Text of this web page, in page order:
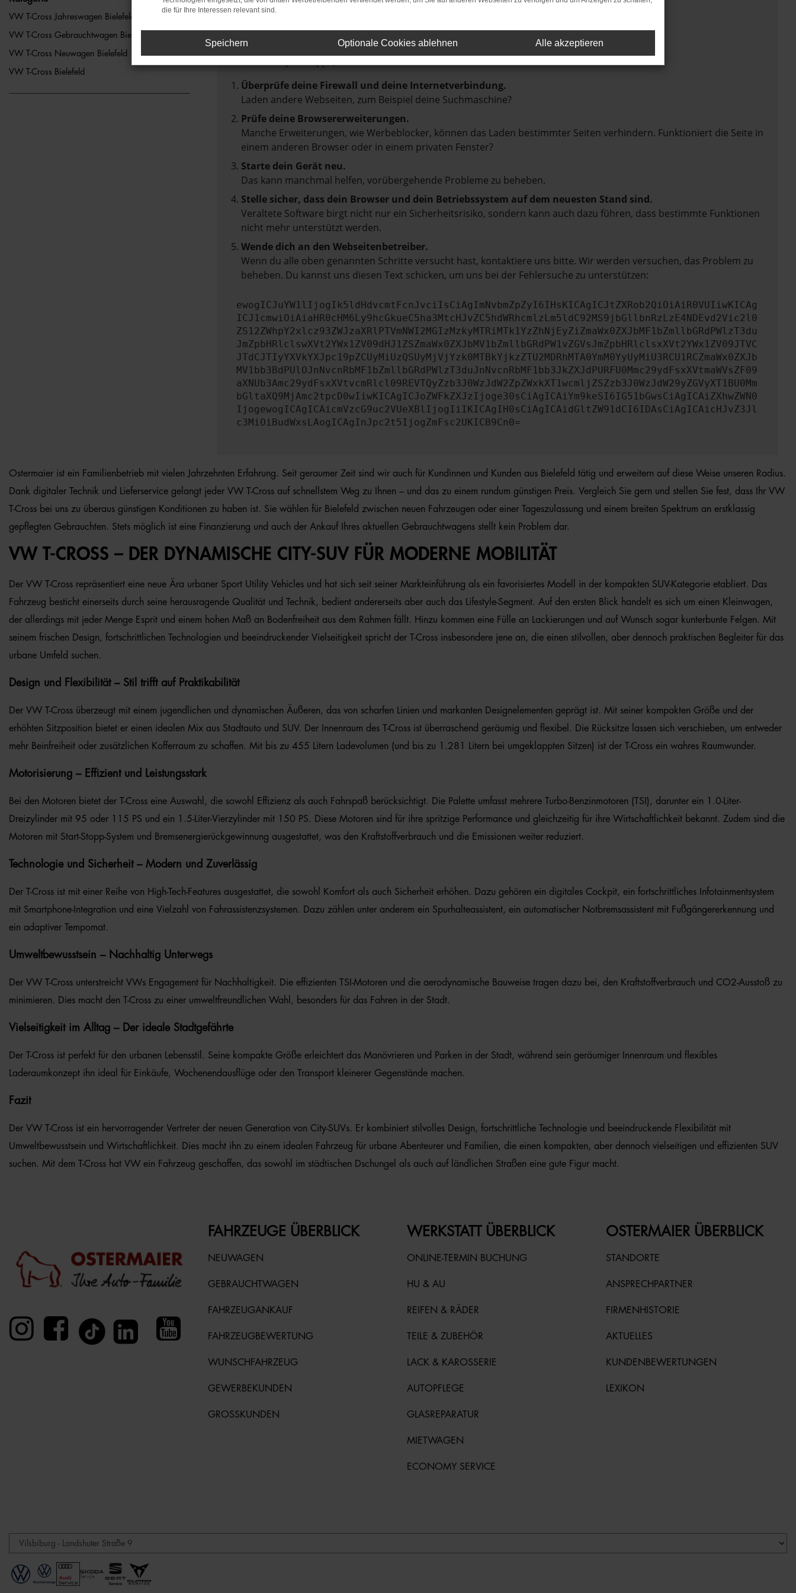
VW T-Cross Jahreswagen Bielefeld
VW T-Cross Gebrauchtwagen Bielefeld
VW T-Cross Neuwagen Bielefeld
VW T-Cross Bielefeld
Beim Laden ist ein Fehler aufgetreten.
Hier sind ein paar Tipps, die dir helfen können:
Überprüfe deine Firewall und deine Internetverbindung.
Laden andere Webseiten, zum Beispiel deine Suchmaschine?
Prüfe deine Browsererweiterungen.
Manche Erweiterungen, wie Werbeblocker, können das Laden bestimmter Seiten verhindern. Funktioniert die Seite in
einem anderen Browser oder in einem privaten Fenster?
Starte dein Gerät neu.
Das kann manchmal helfen, vorübergehende Probleme zu beheben.
Stelle sicher, dass dein Browser und dein Betriebssystem auf dem neuesten Stand sind.
Veraltete Software birgt nicht nur ein Sicherheitsrisiko, sondern kann auch dazu führen, dass bestimmte Funktionen
nicht mehr unterstützt werden.
Wende dich an den Webseitenbetreiber.
Wenn du alle oben genannten Schritte versucht hast, kontaktiere uns bitte. Wir werden versuchen, das Problem zu
beheben. Du kannst uns diesen Text schicken, um uns bei der Fehlersuche zu unterstützen:
ewogICJuYW1lIjogIk5ldHdvcmtFcnJvciIsCiAgImNvbmZpZyI6IHsKICAgICJtZXRob2QiOiAiR0VUIiwKICAg
ICJ1cmwiOiAiaHR0cHM6Ly9hcGkueC5ha3MtcHJvZC5hdWRhcmlzLm5ldC92MS9jbGllbnRzLzE4NDEvd2Vic2l0
ZS12ZWhpY2xlcz93ZWJzaXRlPTVmNWI2MGIzMzkyMTRiMTk1YzZhNjEyZiZmaWx0ZXJbMF1bZmllbGRdPWlzT3du
JmZpbHRlclswXVt2YWx1ZV09dHJ1ZSZmaWx0ZXJbMV1bZmllbGRdPW1vZGVsJmZpbHRlclsxXVt2YWx1ZV09JTVC
JTdCJTIyYXVkYXJpc19pZCUyMiUzQSUyMjVjYzk0MTBkYjkzZTU2MDRhMTA0YmM0YyUyMiU3RCU1RCZmaWx0ZXJb
MV1bb3BdPUlOJnNvcnRbMF1bZmllbGRdPWlzT3duJnNvcnRbMF1bb3JkZXJdPURFU0Mmc29ydFsxXVtmaWVsZF09
aXNUb3Amc29ydFsxXVtvcmRlcl09REVTQyZzb3J0WzJdW2ZpZWxkXT1wcmljZSZzb3J0WzJdW29yZGVyXT1BU0Mm
bGltaXQ9MjAmc2tpcD0wIiwKICAgICJoZWFkZXJzIjoge30sCiAgICAiYm9keSI6IG51bGwsCiAgICAiZXhwZWN0
IjogewogICAgICAicmVzcG9uc2VUeXBlIjogIiIKICAgIH0sCiAgICAidGltZW91dCI6IDAsCiAgICAicHJvZ3Jl
c3MiOiBudWxsLAogICAgInJpc2t5IjogZmFsc2UKICB9Cn0=
Ostermaier ist ein Familienbetrieb mit vielen Jahrzehnten Erfahrung. Seit geraumer Zeit sind wir auch für Kundinnen und Kunden aus Bielefeld tätig und erweitern auf diese Weise unseren Radius.
Dank digitaler Technik und Lieferservice gelangt jeder VW T-Cross auf schnellstem Weg zu Ihnen – und das zu einem rundum günstigen Preis. Vergleich Sie gern und stellen Sie fest, dass Ihr VW
T-Cross bei uns zu überaus günstigen Konditionen zu haben ist. Sie wählen für Bielefeld zwischen neuen Fahrzeugen oder einer Tageszulassung und einem breiten Spektrum an erstklassig
gepflegten Gebrauchten. Stets möglich ist eine Finanzierung und auch der Ankauf Ihres aktuellen Gebrauchtwagens stellt kein Problem dar.
VW T-CROSS – DER DYNAMISCHE CITY-SUV FÜR MODERNE MOBILITÄT
Der VW T-Cross repräsentiert eine neue Ära urbaner Sport Utility Vehicles und hat sich seit seiner Markteinführung als ein favorisiertes Modell in der kompakten SUV-Kategorie etabliert. Das
Fahrzeug besticht einerseits durch seine herausragende Qualität und Technik, bedient andererseits aber auch das Lifestyle-Segment. Auf den ersten Blick handelt es sich um einen Kleinwagen,
der allerdings mit jeder Menge Esprit und einem hohen Maß an Bodenfreiheit aus dem Rahmen fällt. Hinzu kommen eine Fülle an Lackierungen und auf Wunsch sogar kunterbunte Felgen. Mit
seinem frischen Design, fortschrittlichen Technologien und beeindruckender Vielseitigkeit spricht der T-Cross insbesondere jene an, die einen stilvollen, aber dennoch praktischen Begleiter für das
urbane Umfeld suchen.
Design und Flexibilität – Stil trifft auf Praktikabilität
Der VW T-Cross überzeugt mit einem jugendlichen und dynamischen Äußeren, das von scharfen Linien und markanten Designelementen geprägt ist. Mit seiner kompakten Größe und der
erhöhten Sitzposition bietet er einen idealen Mix aus Stadtauto und SUV. Der Innenraum des T-Cross ist überraschend geräumig und flexibel. Die Rücksitze lassen sich verschieben, um entweder
mehr Beinfreiheit oder zusätzlichen Kofferraum zu schaffen. Mit bis zu 455 Litern Ladevolumen (und bis zu 1.281 Litern bei umgeklappten Sitzen) ist der T-Cross ein wahres Raumwunder.
Motorisierung – Effizient und Leistungsstark
Bei den Motoren bietet der T-Cross eine Auswahl, die sowohl Effizienz als auch Fahrspaß berücksichtigt. Die Palette umfasst mehrere Turbo-Benzinmotoren (TSI), darunter ein 1.0-Liter-
Dreizylinder mit 95 oder 115 PS und ein 1.5-Liter-Vierzylinder mit 150 PS. Diese Motoren sind für ihre spritzige Performance und gleichzeitig für ihre Wirtschaftlichkeit bekannt. Zudem sind die
Motoren mit Start-Stopp-System und Bremsenergierückgewinnung ausgestattet, was den Kraftstoffverbrauch und die Emissionen weiter reduziert.
Technologie und Sicherheit – Modern und Zuverlässig
Der T-Cross ist mit einer Reihe von High-Tech-Features ausgestattet, die sowohl Komfort als auch Sicherheit erhöhen. Dazu gehören ein digitales Cockpit, ein fortschrittliches Infotainmentsystem
mit Smartphone-Integration und eine Vielzahl von Fahrassistenzsystemen. Dazu zählen unter anderem ein Spurhalteassistent, ein automatischer Notbremsassistent mit Fußgängererkennung und
ein adaptiver Tempomat.
Umweltbewusstsein – Nachhaltig Unterwegs
Der VW T-Cross unterstreicht VWs Engagement für Nachhaltigkeit. Die effizienten TSI-Motoren und die aerodynamische Bauweise tragen dazu bei, den Kraftstoffverbrauch und CO2-Ausstoß zu
minimieren. Dies macht den T-Cross zu einer umweltfreundlichen Wahl, besonders für das Fahren in der Stadt.
Vielseitigkeit im Alltag – Der ideale Stadtgefährte
Der T-Cross ist perfekt für den urbanen Lebensstil. Seine kompakte Größe erleichtert das Manövrieren und Parken in der Stadt, während sein geräumiger Innenraum und flexibles
Laderaumkonzept ihn ideal für Einkäufe, Wochenendausflüge oder den Transport kleinerer Gegenstände machen.
Fazit
Der VW T-Cross ist ein hervorragender Vertreter der neuen Generation von City-SUVs. Er kombiniert stilvolles Design, fortschrittliche Technologie und beeindruckende Flexibilität mit
Umweltbewusstsein und Wirtschaftlichkeit. Dies macht ihn zu einem idealen Fahrzeug für urbane Abenteurer und Familien, die einen kompakten, aber dennoch vielseitigen und effizienten SUV
suchen. Mit dem T-Cross hat VW ein Fahrzeug geschaffen, das sowohl im städtischen Dschungel als auch auf ländlichen Straßen eine gute Figur macht.
FAHRZEUGE ÜBERBLICK
NEUWAGEN
GEBRAUCHTWAGEN
FAHRZEUGANKAUF
FAHRZEUGBEWERTUNG
WUNSCHFAHRZEUG
GEWERBEKUNDEN
GROSSKUNDEN
WERKSTATT ÜBERBLICK
ONLINE-TERMIN BUCHUNG
HU & AU
REIFEN & RÄDER
TEILE & ZUBEHÖR
LACK & KAROSSERIE
AUTOPFLEGE
GLASREPARATUR
MIETWAGEN
ECONOMY SERVICE
OSTERMAIER ÜBERBLICK
STANDORTE
ANSPRECHPARTNER
FIRMENHISTORIE
AKTUELLES
KUNDENBEWERTUNGEN
LEXIKON
die für Ihre Interessen relevant sind.
Speichern Optionale Cookies ablehnen Alle akzeptieren